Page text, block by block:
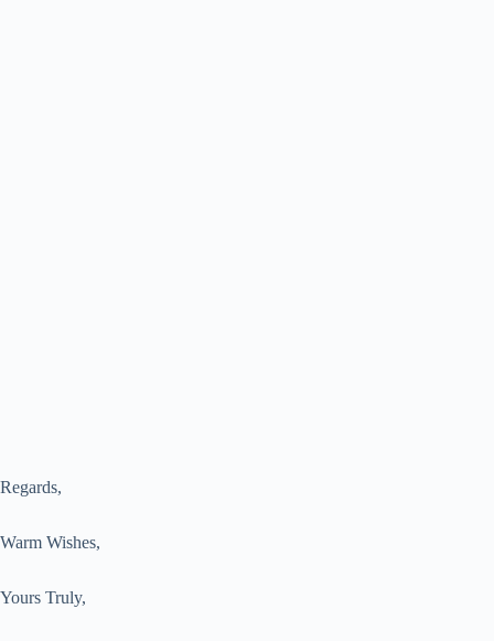
Regards,
Warm Wishes,
Yours Truly,